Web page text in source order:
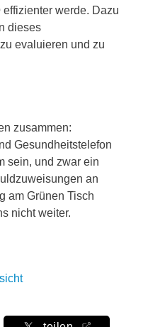
werde. Dazu
dieses
evaluieren und zu
zusammen:
Gesundheitstelefon
sein, und zwar ein
an
am Grünen Tisch
nicht weiter.